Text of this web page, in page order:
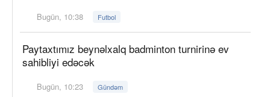
Bugün, 10:38 Futbol
Paytaxtımız beynəlxalq badminton turnirinə ev
sahibliyi edəcək
Bugün, 10:23 Gündəm